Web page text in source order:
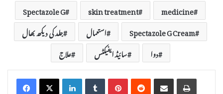
medicine
skin treatment
Spectazole G
Spectazole G Cream
استعمال
جلد کی دیکھ بھال
دوا
سائیڈ ایفیکٹس علاج
LinkedInTumblrPinterestReddit Share via Email Print